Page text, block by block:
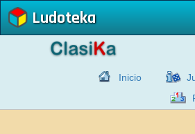
Ludoteka
Inicio